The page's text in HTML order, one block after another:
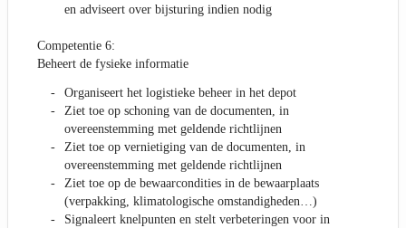
en adviseert over bijsturing indien nodig
Competentie 6:
Beheert de fysieke informatie
Organiseert het logistieke beheer in het depot
Ziet toe op schoning van de documenten, in
overeenstemming met geldende richtlijnen
Ziet toe op vernietiging van de documenten, in
overeenstemming met geldende richtlijnen
Ziet toe op de bewaarcondities in de bewaarplaats
(verpakking, klimatologische omstandigheden…)
Signaleert knelpunten en stelt verbeteringen voor in